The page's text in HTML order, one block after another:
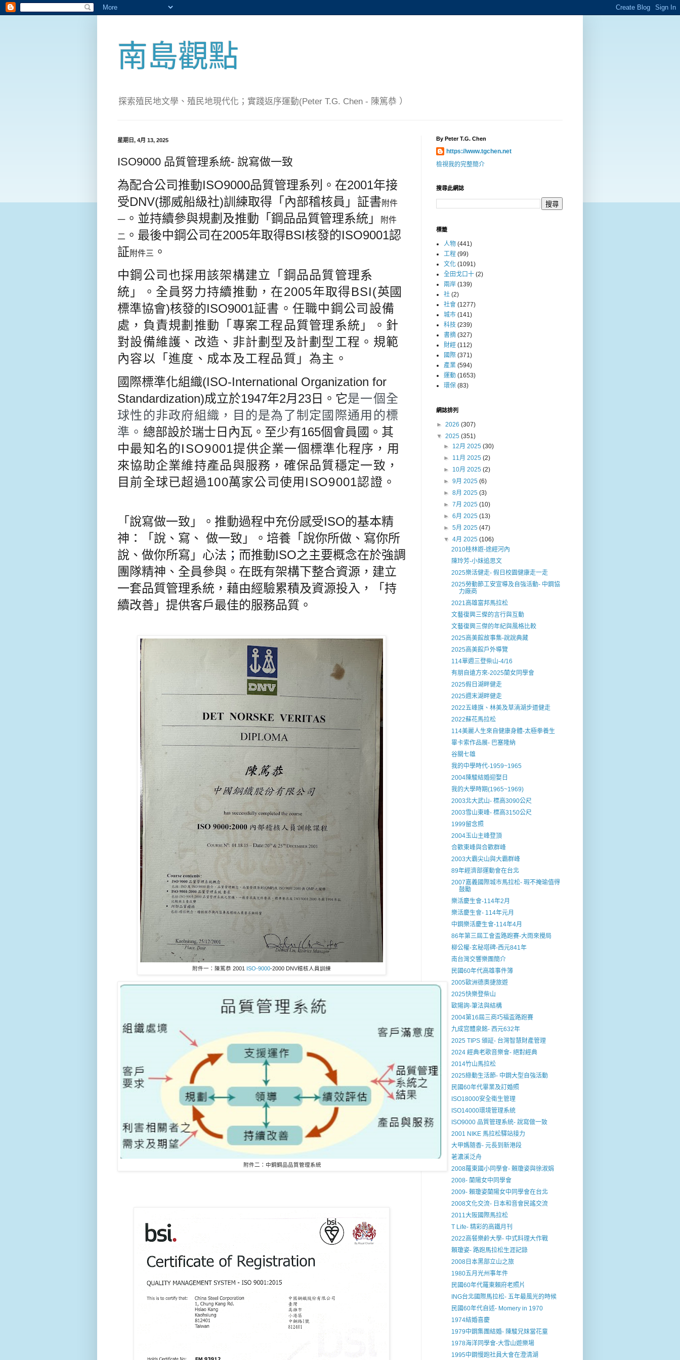
南島觀點
探索殖民地文學、殖民地現代化；實踐返序運動(Peter T.G. Chen - 陳篤恭 ）
星期日, 4月 13, 2025
ISO9000 品質管理系統- 說寫做一致
為配合公司推動ISO9000品質管理系列 。 在2001年接
受DNV(挪威船級社)訓練取得「內部稽核員」証書 附件
一 。 並持續參與規劃及推動 「鋼品品質管理系統」
附件
二 。最後中鋼公司在2005年取得BSI核發的ISO9001認
証 附件三 。
中鋼公司也採用該架構建立「鋼品品質管理系
統」。全員努力持續推動，在2005年取得BSI(英國
標準協會)核發的ISO9001証書。任職中鋼公司設備
處，負責規劃推動「專案工程品質管理系統」。針
對設備維護、改造、非計劃型及計劃型工程。規範
內容以「進度、成本及工程品質」為主。
國際標準化組織(ISO-International Organization for
Standardization)成立於1947年2月23日。 它是一個全
球性的非政府組織，目的是為了制定國際通用的標
準。 總部設於瑞士日內瓦。至少有165個會員國。 其
中最知名的ISO9001提供企業一個標準化程序，用
來協助企業維持產品與服務，確保品質穩定一致，
目前全球已超過100萬家公司使用ISO9001認證。
「 說寫做一致 」。推動過程中充份感受ISO的基本精
神：「說、寫、 做一致」。培養「說你所做、 寫你所
說、做你所寫」心法 ； 而推動ISO之主要概念在於強調
團隊精神、全員參與。在既有架構下整合資源，建立
一套品質管理系統，藉由經驗累積及資源投入，「持
續改善」提供客戶最佳的服務品質。
附件一：陳篤恭 2001 ISO-9000-2000 DNV稽核人員訓練
附件二：中鋼鋼品品質管理系統
By Peter T.G. Chen
https://www.tgchen.net
檢視我的完整簡介
搜尋此網誌
標籤
人物 (441)
工程 (99)
文化 (1091)
全田戈口十 (2)
兩岸 (139)
社 (2)
社會 (1277)
城巿 (141)
科技 (239)
書摘 (327)
財經 (112)
國際 (371)
產業 (594)
運動 (1653)
環保 (83)
網誌排列
► 2026 (307)
▼ 2025 (351)
► 12月 2025(30)
► 11月 2025(2)
► 10月 2025(2)
►9月 2025(6)
►8月 2025(3)
►7月 2025(10)
►6月 2025(13)
►5月 2025(47)
▼4月 2025(106)
2010桂林遊-途經河內
陳玲芳-小妹追思文
2025樂活健走- 假日校園健康走一走
2025勞動節工安宣導及自強活動- 中鋼協
力廠商
2021高雄富邦馬拉松
文藝復興三𠍇的言行與互動
文藝復興三傑的年紀與風格比較
2025高美館故事集-說說典藏
2025高美館戶外導覽
114單週三登柴山-4/16
有朋自遠方來-2025蘭女同學會
2025假日湖畔健走
2025週末湖畔健走
2022五峰旗、林美及草湳湖步道健走
2022蘇花馬拉松
114美麗人生來自健康身體-太極拳養生
畢卡索作品展- 巴塞隆納
谷關七雄
我的中學時代-1959~1965
2004陳駿結婚迎娶日
我的大學時期(1965~1969)
2003北大武山- 標高3090公尺
2003雪山東峰- 標高3150公尺
1999留念照
2004玉山主峰登頂
合歡東峰與合歡群峰
2003大霸尖山與大霸群峰
89年經濟部運動會在台北
2007嘉義國際城巿馬拉松- 瑕不掩瑜值得
鼓勵
樂活慶生會-114年2月
樂活慶生會- 114年元月
中鋼樂活慶生會-114年4月
86年第三屆工會盃路跑賽-大雨來攪局
柳公權-玄秘塔碑-西元841年
南台灣交響樂團簡介
民國60年代高雄事件簿
2005歐洲德奧捷旅遊
2025快樂登柴山
歐陽詢-筆法與結構
2004第16屆三商巧福盃路跑賽
九成宫醴泉銘- 西元632年
2025 TIPS 頒証- 台灣智慧財產管理
2024 經典老歌音樂會- 絕對經典
2014竹山馬拉松
2025綠動生活節- 中鋼大型自強活動
民國60年代畢業及訂婚照
ISO18000安全衛生管理
ISO14000環境管理系統
ISO9000 品質管理系統- 說寫做一致
2001 NIKE 馬拉松驛站接力
大甲媽隨香- 元長到新港段
荖濃溪泛舟
2008羅東國小同學會- 賴瓊姿與徐淑娟
2008- 蘭陽女中同學會
2009- 賴瓊姿蘭陽女中同學會在台北
2008文化交流- 日本和音會民謠交流
2011大阪國際馬拉松
T Life- 精彩的高鐵月刊
2022高餐樂鹷大學- 中式料理大作戰
賴瓊姿- 路跑馬拉松生涯記錄
2008日本黑部立山之旅
1980五月光州事年件
民國60年代羅東賴府老照片
ING台北國際馬拉松- 五年最風光的時候
民國60年代自述- Momery in 1970
1974結婚喜慶
1979中鋼集團結婚- 陳駿兄妹當花童
1978海洋同學會-大雪山遊樂場
1995中鋼慢跑社員大會在澄清湖